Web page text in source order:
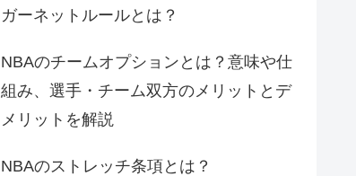
ガーネットルールとは？
NBAのチームオプションとは？意味や仕
組み、選手・チーム双方のメリットとデ
メリットを解説
NBAのストレッチ条項とは？